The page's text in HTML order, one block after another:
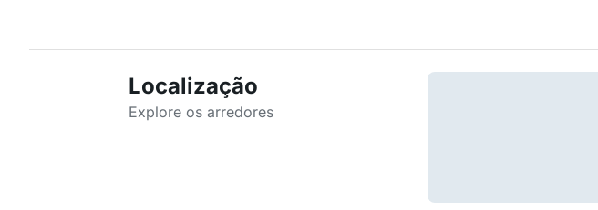
Localização
Explore os arredores